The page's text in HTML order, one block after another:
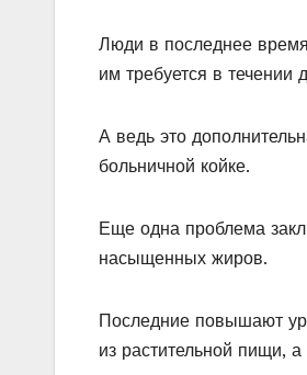
Люди в последнее
им требуется в течении
А ведь это
больничной койке.
Еще одна проблема
насыщенных жиров.
Последние повышают
из растительной пищи,